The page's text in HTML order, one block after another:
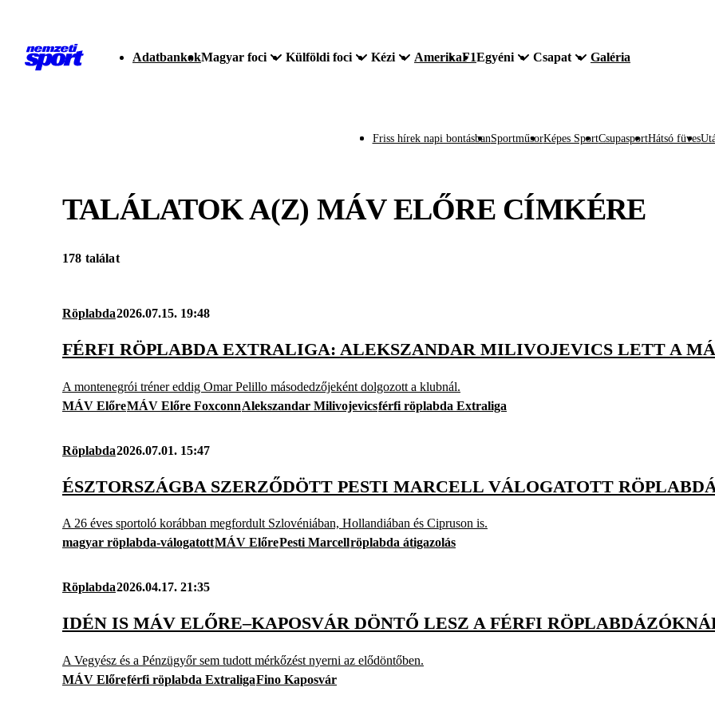
AdatbankokMagyar foci Külföldi foci Kézi AmerikaF1Egyéni Csapat Galéria
Friss hírek napi bontásbanSportműsorKépes SportCsupasportHátsó füves
TALÁLATOK A(Z) MÁV ELŐRECÍMKÉRE
178 találat
Röplabda2026.07.15. 19:48
FÉRFI RÖPLABDA EXTRALIGA: ALEKSZANDAR MILIVOJEVICS LETT A
A montenegrói tréner eddig Omar Pelillo másodedzőjeként dolgozott a klubnál.
MÁV ElőreMÁV Előre FoxconnAlekszandar Milivojevicsférfi röplabda Extraliga
Röplabda2026.07.01. 15:47
ÉSZTORSZÁGBA SZERZŐDÖTT PESTI MARCELL VÁLOGATOTT
A 26 éves sportoló korábban megfordult Szlovéniában, Hollandiában és Cipruson is.
magyar röplabda-válogatottMÁV ElőrePesti Marcellröplabda átigazolás
Röplabda2026.04.17. 21:35
IDÉN IS MÁV ELŐRE–KAPOSVÁR DÖNTŐ LESZ A FÉRFI
A Vegyész és a Pénzügyőr sem tudott mérkőzést nyerni az elődöntőben.
MÁV Előreférfi röplabda ExtraligaFino Kaposvár